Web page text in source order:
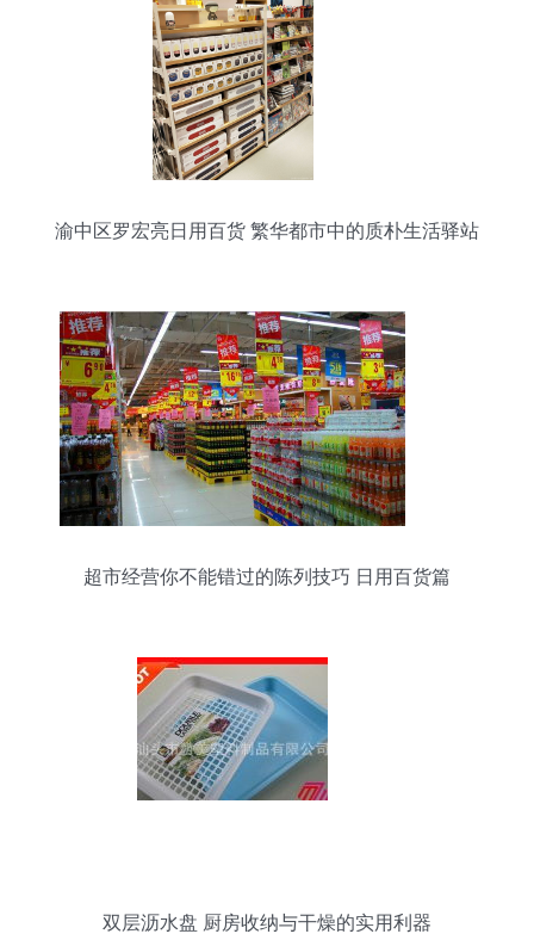
渝中区罗宏亮日用百货 繁华都市中的质朴生活驿站
超市经营你不能错过的陈列技巧 日用百货篇
双层沥水盘 厨房收纳与干燥的实用利器